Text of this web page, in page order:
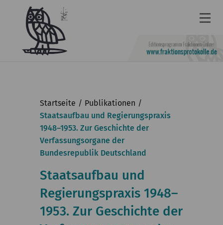
Leichte
Sprache
Kontakt
KGParl
Aktuelles
Startseite
Publikationen
Staatsaufbau und Regierungspraxis
1948–1953. Zur Geschichte der
Verfassungsorgane der
Bundesrepublik Deutschland
Staatsaufbau und
Regierungspraxis 1948–
1953. Zur Geschichte der